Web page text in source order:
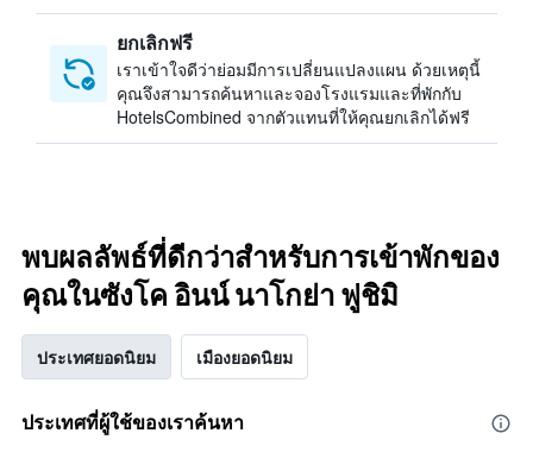
ยกเลิกฟรี
เราเข้าใจดีว่าย่อมมีการเปลี่ยนแปลงแผน ด้วยเหตุนี้
คุณจึงสามารถค้นหาและจองโรงแรมและที่พักกับ
HotelsCombined จากตัวแทนที่ให้คุณยกเลิกได้ฟรี
พบผลลัพธ์ที่ดีกว่าสำหรับการเข้าพักของ
คุณในซังโค อินน์ นาโกย่า ฟูชิมิ
ประเทศยอดนิยม เมืองยอดนิยม
ประเทศที่ผู้ใช้ของเราค้นหา